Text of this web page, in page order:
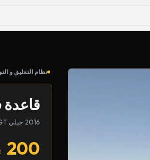
نظام التعليق و
قاعدة
2016 جيلي Emgrand GT
200